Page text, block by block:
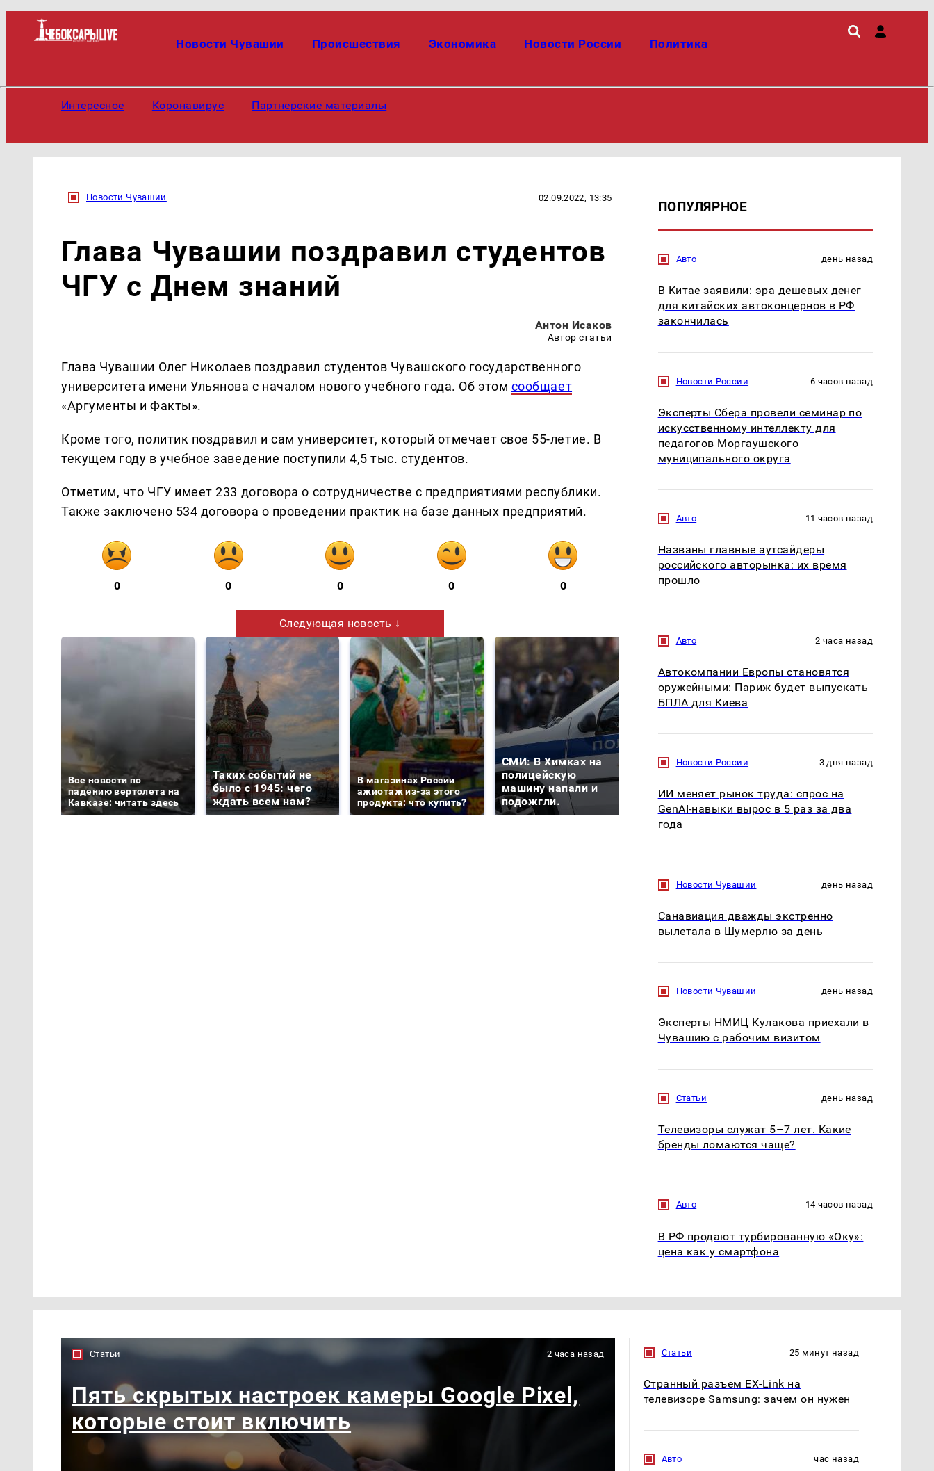
Новости Чувашии Происшествия Экономика Новости России Политика
Интересное Коронавирус Партнерские материалы
Новости Чувашии 02.09.2022, 13:35
Глава Чувашии поздравил студентов
ЧГУ с Днем знаний
Антон Исаков
Автор статьи
Глава Чувашии Олег Николаев поздравил студентов Чувашского государственного
университета имени Ульянова с началом нового учебного года. Об этом сообщает
«Аргументы и Факты».
Кроме того, политик поздравил и сам университет, который отмечает свое 55-летие. В
текущем году в учебное заведение поступили 4,5 тыс. студентов.
Отметим, что ЧГУ имеет 233 договора о сотрудничестве с предприятиями республики.
Также заключено 534 договора о проведении практик на базе данных предприятий.
0 0 0 0 0
Следующая новость ↓
Все новости по
падению вертолета на
Кавказе: читать здесь
Таких событий не
было с 1945: чего
ждать всем нам?
В магазинах России
ажиотаж из-за этого
продукта: что купить?
СМИ: В Химках на
полицейскую
машину напали и
подожгли.
президентов США и
России: Европа?
так?!
ПОПУЛЯРНОЕ
Авто день назад
В Китае заявили: эра дешевых денег
для китайских автоконцернов в РФ
закончилась
Новости России 6 часов назад
Эксперты Сбера провели семинар по
искусственному интеллекту для
педагогов Моргаушского
муниципального округа
Авто 11 часов назад
Названы главные аутсайдеры
российского авторынка: их время
прошло
Авто 2 часа назад
Автокомпании Европы становятся
оружейными: Париж будет выпускать
БПЛА для Киева
Новости России 3 дня назад
ИИ меняет рынок труда: спрос на
GenAI-навыки вырос в 5 раз за два
года
Новости Чувашии день назад
Санавиация дважды экстренно
вылетала в Шумерлю за день
Новости Чувашии день назад
Эксперты НМИЦ Кулакова приехали в
Чувашию с рабочим визитом
Статьи день назад
Телевизоры служат 5–7 лет. Какие
бренды ломаются чаще?
Авто 14 часов назад
В РФ продают турбированную «Оку»:
цена как у смартфона
Статьи 2 часа назад
Пять скрытых настроек камеры Google Pixel,
которые стоит включить
Статьи 25 минут назад
Странный разъем EX-Link на
телевизоре Samsung: зачем он нужен
Авто час назад